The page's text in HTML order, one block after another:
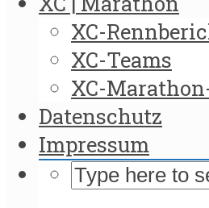
XC-
XC-Teams
XC-
Datenschutz
Impressum